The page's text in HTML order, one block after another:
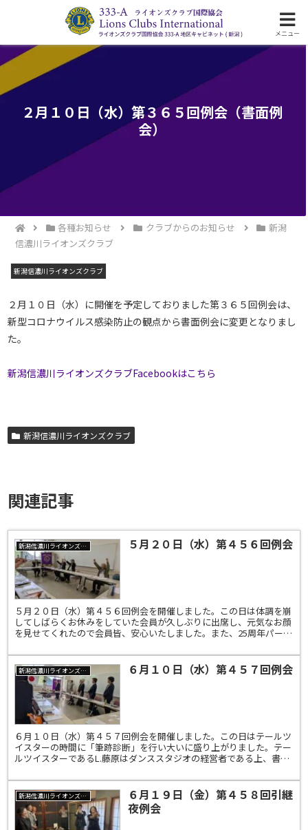
ライオンズクラブ国際協会333-A地区の活動
２月１０日（水）第３６５回例会（書面例
会）
各種お知らせ クラブからのお知らせ
新潟
信濃川ライオンズクラブ
新潟信濃川ライオンズクラブ
２月１０日（水）に開催を予定しておりました第３６５回例会は、
新型コロナウイルス感染防止の観点から書面例会に変更となりまし
た。
新潟信濃川ライオンズクラブFacebookはこちら
新潟信濃川ライオンズクラブ
関連記事
新潟信濃川ライオンズクラブ ５月２０日（水）第４５６回例会
５月２０日（水）第４５６回例会を開催しました。この日は体調を崩
してしばらくお休みをしていた会員が久しぶりに出席し、元気なお顔
を見せてくれたので会員皆、安心いたしました。また、25周年パーテ
新潟信濃川ライオンズクラブ ６月１０日（水）第４５７回例会
６月１０日（水）第４５７回例会を開催しました。この日はテールツ
イスターの時間に「筆跡診断」を行い大いに盛り上がりました。テー
ルツイスターであるL.藤原はダンススタジオの経営者である上、書道
新潟信濃川ライオンズクラブ
６月１９日（金）第４５８回引継
夜例会
メニュー